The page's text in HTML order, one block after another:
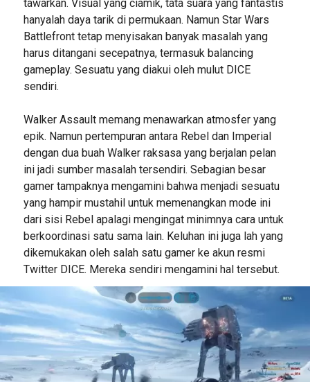
tawarkan. Visual yang ciamik, tata suara yang fantastis
hanyalah daya tarik di permukaan. Namun Star Wars
Battlefront tetap menyisakan banyak masalah yang
harus ditangani secepatnya, termasuk balancing
gameplay. Sesuatu yang diakui oleh mulut DICE
sendiri.
Walker Assault memang menawarkan atmosfer yang
epik. Namun pertempuran antara Rebel dan Imperial
dengan dua buah Walker raksasa yang berjalan pelan
ini jadi sumber masalah tersendiri. Sebagian besar
gamer tampaknya mengamini bahwa menjadi sesuatu
yang hampir mustahil untuk memenangkan mode ini
dari sisi Rebel apalagi mengingat minimnya cara untuk
berkoordinasi satu sama lain. Keluhan ini juga lah yang
dikemukakan oleh salah satu gamer ke akun resmi
Twitter DICE. Mereka sendiri mengamini hal tersebut.